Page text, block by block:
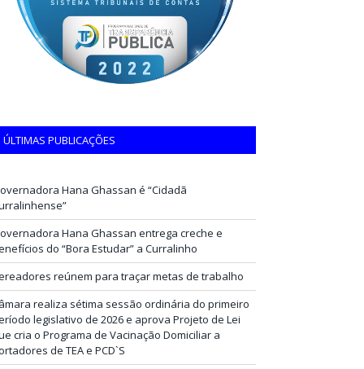
ÚLTIMAS PUBLICAÇÕES
Hana Ghassan é “Cidadã
Hana Ghassan entrega creche e
do “Bora Estudar” a Curralinho
reúnem para traçar metas de trabalho
realiza sétima sessão ordinária do primeiro
legislativo de 2026 e aprova Projeto de Lei
cria o Programa de Vacinação Domiciliar a
de TEA e PCD`S